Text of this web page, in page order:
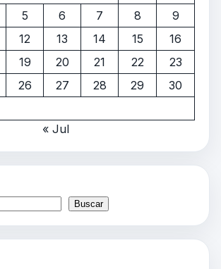
5 6 7 8
9
12 13 14 15
16
19 20 21 22
23
26 27 28 29
30
« Jul
Buscar